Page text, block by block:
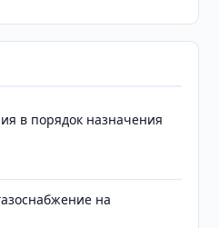
в порядок назначения
на